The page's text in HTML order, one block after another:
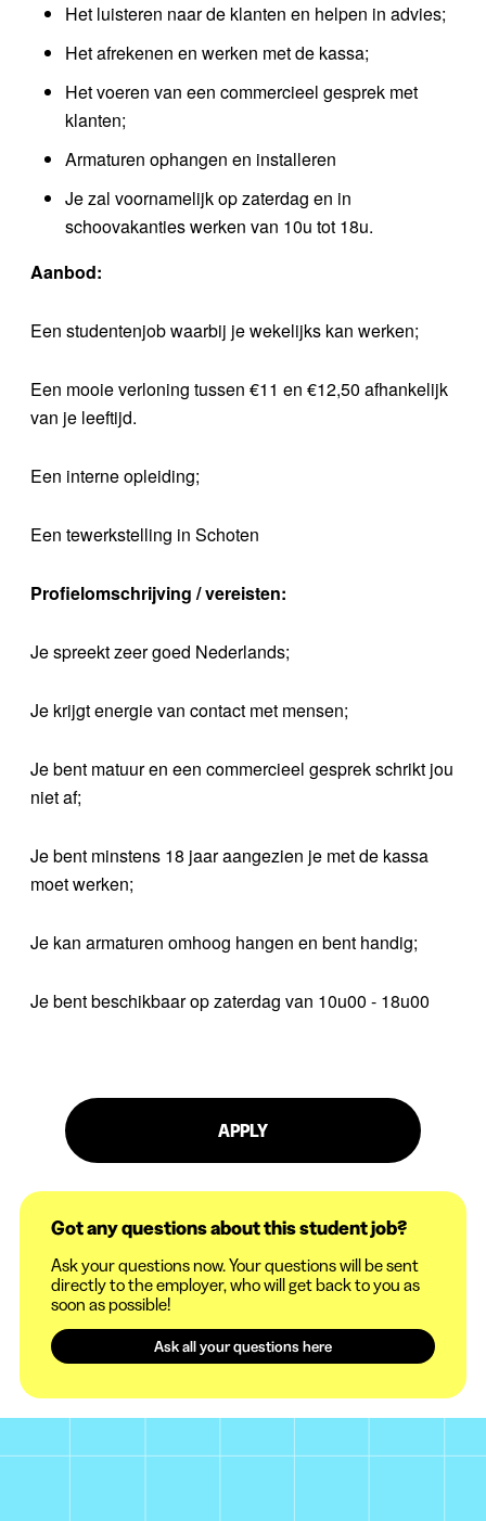
Het luisteren naar de klanten en helpen in advies;
Het afrekenen en werken met de kassa;
Het voeren van een commercieel gesprek met
klanten;
Armaturen ophangen en installeren
Je zal voornamelijk op zaterdag en in
schoovakanties werken van 10u tot 18u.
Aanbod:
Een studentenjob waarbij je wekelijks kan werken;
Een mooie verloning tussen €11 en €12,50 afhankelijk
van je leeftijd.
Een interne opleiding;
Een tewerkstelling in Schoten
Profielomschrijving / vereisten:
Je spreekt zeer goed Nederlands;
Je krijgt energie van contact met mensen;
Je bent matuur en een commercieel gesprek schrikt jou
niet af;
Je bent minstens 18 jaar aangezien je met de kassa
moet werken;
Je kan armaturen omhoog hangen en bent handig;
Je bent beschikbaar op zaterdag van 10u00 - 18u00
APPLY
Got any questions about this student job?
Ask your questions now. Your questions will be sent
directly to the employer, who will get back to you as
soon as possible!
Ask all your questions here